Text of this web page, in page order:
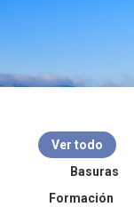
Ver todo
Basuras
Formación